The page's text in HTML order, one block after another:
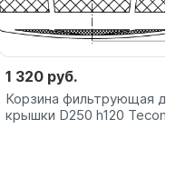
1 320 руб.
Корзина фильтрующая
крышки D250 h120